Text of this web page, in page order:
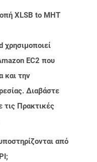
XLSB to MHT
χρησιμοποιεί
EC2 που
και την
Διαβάστε
τις Πρακτικές
από